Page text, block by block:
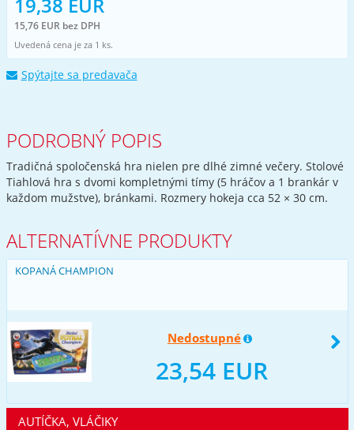
15,76 EUR bez DPH
Uvedená cena je za 1 ks.
Spýtajte sa predavača
PODROBNÝ POPIS
Tradičná spoločenská hra nielen pre dlhé zimné večery. Stolové
Tiahlová hra s dvomi kompletnými tímy (5 hráčov a 1 brankár v
každom mužstve), bránkami. Rozmery hokeja cca 52 × 30 cm.
ALTERNATÍVNE PRODUKTY
KOPANÁ CHAMPION
Nedostupné
23,54 EUR
AUTÍČKA, VLÁČIKY